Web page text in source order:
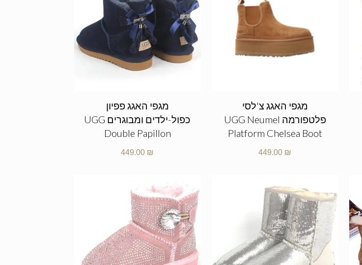
מגפי האגג צ'לסי
פלטפורמה UGG Neumel
Platform Chelsea Boot
449.00 ₪
מגפי האגג פפיון
כפול-ילדים ומבוגרים UGG
Double Papillon
449.00 ₪